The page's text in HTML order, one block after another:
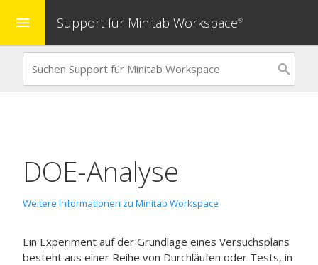
menu Support für Minitab Workspace®
DOE-Analyse
Weitere Informationen zu Minitab Workspace
Ein Experiment auf der Grundlage eines Versuchsplans
besteht aus einer Reihe von Durchläufen oder Tests, in